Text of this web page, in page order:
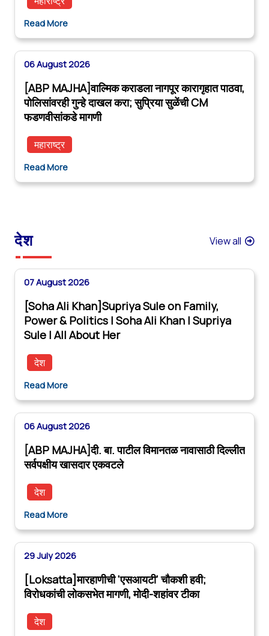
Read More
06 August 2026
[ABP MAJHA]वाल्मिक कराडला नागपूर कारागृहात पाठवा,
पोलिसांवरही गुन्हे दाखल करा; सुप्रिया सुळेंची CM
फडणवीसांकडे मागणी
महाराष्ट्र
Read More
देश View all
07 August 2026
[Soha Ali Khan]Supriya Sule on Family,
Power & Politics | Soha Ali Khan | Supriya
Sule | All About Her
देश
Read More
06 August 2026
[ABP MAJHA]दी. बा. पाटील विमानतळ नावासाठी दिल्लीत
सर्वपक्षीय खासदार एकवटले
देश
Read More
29 July 2026
[Loksatta]मारहाणीची 'एसआयटी' चौकशी हवी;
विरोधकांची लोकसभेत मागणी, मोदी-शहांवर टीका
देश